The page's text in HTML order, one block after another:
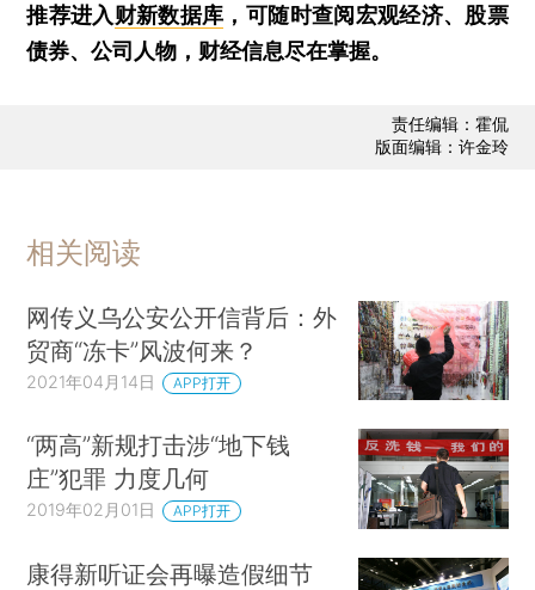
推荐进入财新数据库 ，可随时查阅宏观经济、股票
债券、公司人物，财经信息尽在掌握。
责任编辑：霍侃
版面编辑：许金玲
相关阅读
网传义乌公安公开信背后：外
贸商“冻卡”风波何来？
2021年04月14日 APP打开
“两高”新规打击涉“地下钱
庄”犯罪 力度几何
2019年02月01日 APP打开
康得新听证会再曝造假细节